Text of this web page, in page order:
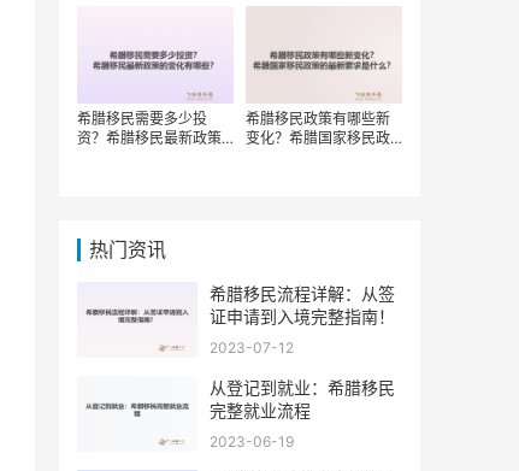
希腊移民需要多少投
资？希腊移民最新政策
希腊移民政策有哪些新
变化？希腊国家移民政
热门资讯
希腊移民流程详解：从签
证申请到入境完整指南！
2023-07-12
从登记到就业：希腊移民
完整就业流程
2023-06-19